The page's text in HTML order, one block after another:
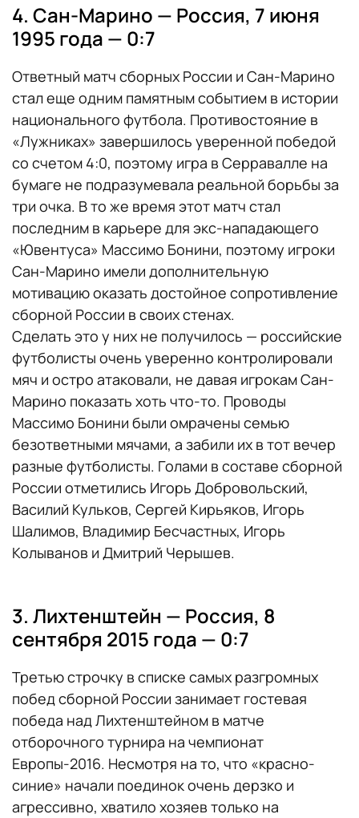
4. Сан-Марино — Россия, 7 июня
1995 года — 0:7
Ответный матч сборных России и Сан-Марино
стал еще одним памятным событием в истории
национального футбола. Противостояние в
«Лужниках» завершилось уверенной победой
со счетом 4:0, поэтому игра в Серравалле на
бумаге не подразумевала реальной борьбы за
три очка. В то же время этот матч стал
последним в карьере для экс-нападающего
«Ювентуса» Массимо Бонини, поэтому игроки
Сан-Марино имели дополнительную
мотивацию оказать достойное сопротивление
сборной России в своих стенах.
Сделать это у них не получилось — российские
футболисты очень уверенно контролировали
мяч и остро атаковали, не давая игрокам Сан-
Марино показать хоть что-то. Проводы
Массимо Бонини были омрачены семью
безответными мячами, а забили их в тот вечер
разные футболисты. Голами в составе сборной
России отметились Игорь Добровольский,
Василий Кульков, Сергей Кирьяков, Игорь
Шалимов, Владимир Бесчастных, Игорь
Колыванов и Дмитрий Черышев.
3. Лихтенштейн — Россия, 8
сентября 2015 года — 0:7
Третью строчку в списке самых разгромных
побед сборной России занимает гостевая
победа над Лихтенштейном в матче
отборочного турнира на чемпионат
Европы-2016. Несмотря на то, что «красно-
синие» начали поединок очень дерзко и
агрессивно, хватило хозяев только на